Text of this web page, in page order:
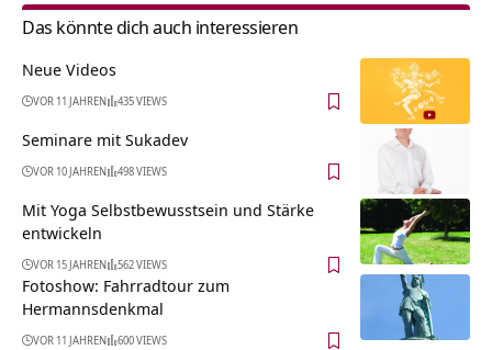
Das könnte dich auch interessieren
Neue Videos
VOR 11 JAHREN 435 VIEWS
Seminare mit Sukadev
VOR 10 JAHREN 498 VIEWS
Mit Yoga Selbstbewusstsein und Stärke
entwickeln
VOR 15 JAHREN 562 VIEWS
Fotoshow: Fahrradtour zum
Hermannsdenkmal
VOR 11 JAHREN 600 VIEWS